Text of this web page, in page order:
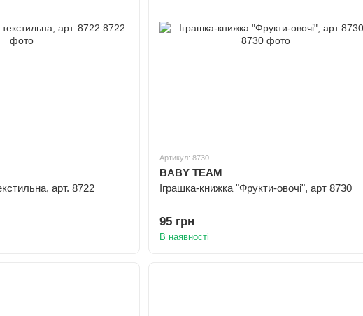
арт. 8722
Артикул: 8730
BABY TEAM
Іграшка-книжка "Фрукти-овочі", арт 8730
95 грн
В наявності